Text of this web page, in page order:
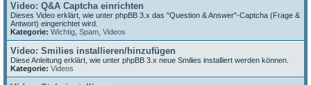
Video: Q&A Captcha einrichten
Dieses Video erklärt, wie unter phpBB 3.x das "Question & Answer"-Captcha (Frage &
Antwort) eingerichtet wird.
Kategorie: Wichtig Spam Videos
Video: Smilies installieren/hinzufügen
Diese Anleitung erklärt, wie unter phpBB 3.x neue Smilies installiert werden können.
Kategorie: Videos